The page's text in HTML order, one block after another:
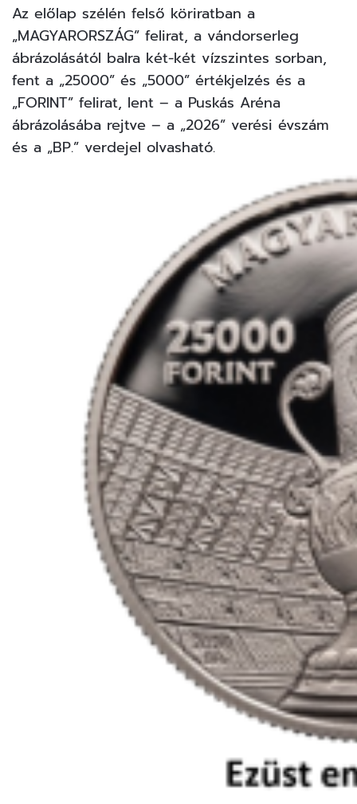
Az előlap szélén felső köriratban a
„MAGYARORSZÁG” felirat, a vándorserleg
ábrázolásától balra két-két vízszintes sorban,
fent a „25000” és „5000” értékjelzés és a
„FORINT” felirat, lent – a Puskás Aréna
ábrázolásába rejtve – a „2026” verési évszám
és a „BP.” verdejel olvasható.